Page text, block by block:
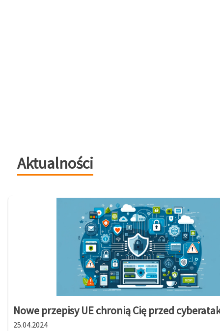
Aktualności
Nowe przepisy UE chronią Cię przed
25.04.2024